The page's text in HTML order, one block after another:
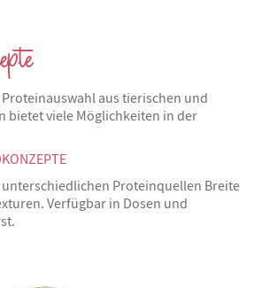
aus tierischen und
bietet viele Möglichkeiten in der
Proteinquellen Breite
Verfügbar in Dosen und